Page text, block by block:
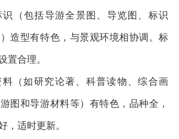
包括导游全景图、导览图、标识
造型有特色，与景观环境相协调。标
设置合理。
如研究论著、科普读物、综合画
图和导游材料等）有特色，品种全，
好，适时更新。